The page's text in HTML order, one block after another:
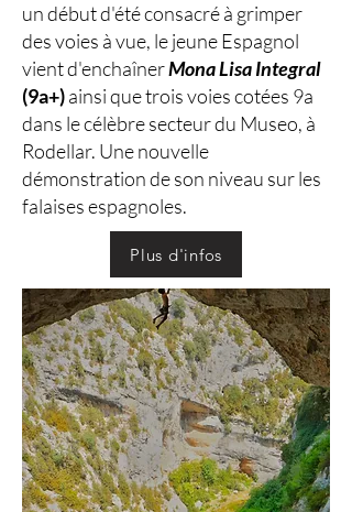
un début d'été consacré à grimper
des voies à vue, le jeune Espagnol
vient d'enchaînerMona Lisa Integral
(9a+)ainsi que trois voies cotées 9a
dans le célèbre secteur du Museo, à
Rodellar. Une nouvelle
démonstration de son niveau sur les
falaises espagnoles.
Plus d'infos